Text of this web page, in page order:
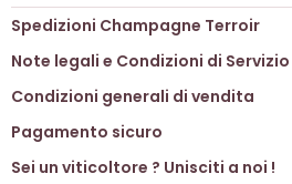
Spedizioni Champagne Terroir
Note legali e Condizioni di Servizio
Condizioni generali di vendita
Pagamento sicuro
Sei un viticoltore ? Unisciti a noi !